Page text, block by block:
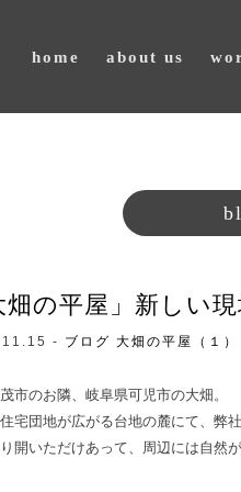
home about us
畑の平屋」新しい
- ブログ 大畑の平屋（１）
市のお隣、岐阜県可児市の大畑。
宅団地が広がる台地の麓にて、弊
開いただけあって、周辺には自然